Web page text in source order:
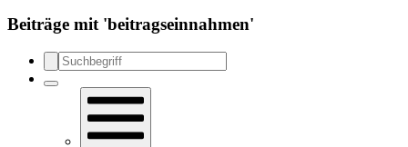
Beiträge mit 'beitragseinnahmen'